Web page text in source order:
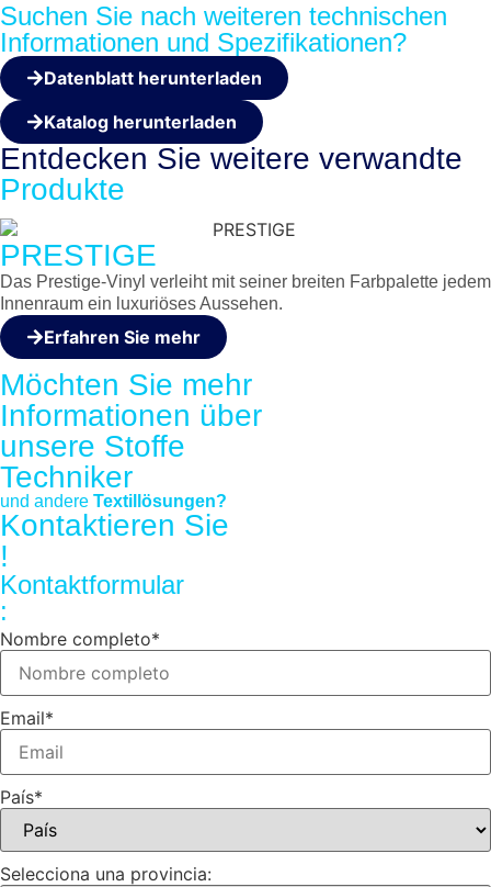
Suchen Sie nach weiteren technischen
Informationen und Spezifikationen?
Datenblatt herunterladen
Katalog herunterladen
Entdecken Sie weitere verwandte
Produkte
PRESTIGE
Das Prestige-Vinyl verleiht mit seiner breiten Farbpalette jedem
Innenraum ein luxuriöses Aussehen.
Erfahren Sie mehr
Möchten Sie mehr
Informationen über
unsere Stoffe
Techniker
und andere Textillösungen?
Kontaktieren Sie
!
Kontaktformular
:
Nombre completo*
Email*
País*
Selecciona una provincia: